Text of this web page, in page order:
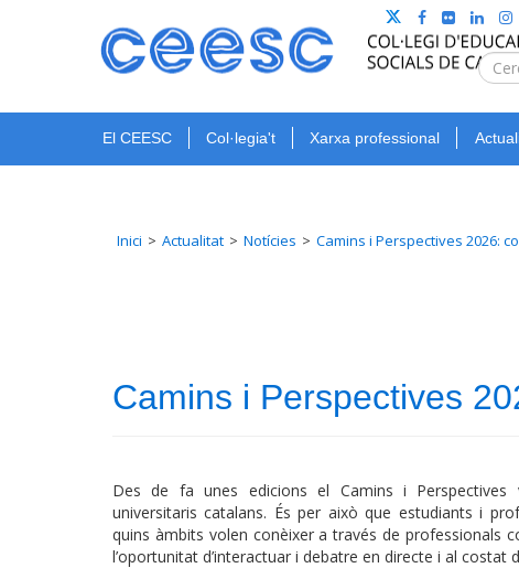
El CEESC Col·legia't Xarxa professional
Inici Actualitat Notícies Camins i Perspectives 2026:
Camins i Perspectives
Des de fa unes edicions el Camins i Perspectives
universitaris catalans. És per això que estudiants i
quins àmbits volen conèixer a través de professionals
l’oportunitat d’interactuar i debatre en directe i al costat